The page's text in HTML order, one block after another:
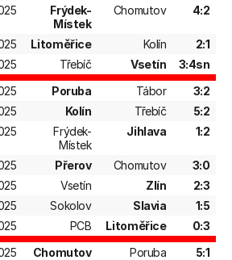
Frýdek-
Místek
Chomutov 4:2
Litoměřice Kolín
2:1
Třebíč Vsetín
3:4sn
Poruba Tábor
3:2
Kolín Třebíč
5:2
Frýdek-
Místek
Jihlava 1:2
Přerov Chomutov
3:0
Vsetín Zlín
2:3
Sokolov Slavia
1:5
PCB Litoměřice
0:3
Chomutov Poruba
5:1